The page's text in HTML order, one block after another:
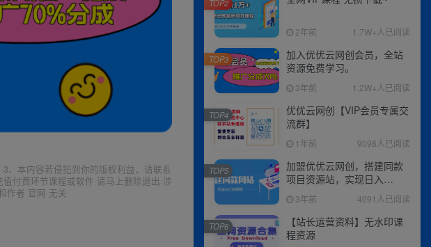
、本内容若侵犯到你的版权利益，请联系
付费环节课程或软件 请马上删除退出 涉
作者 官网 无关
2年前 1.7W+人已阅读
TOP2
加入优优云网创会员，全站
资源免费学习。
3年前 1.2W+人已阅读
TOP3
优优云网创【VIP会员专属交
流群】
1年前 9098人已阅读
TOP4
加盟优优云网创，搭建同款
项目资源站，实现日入
2000+
3年前 4091人已阅读
TOP5
【站长运营资料】无水印课
程资源
TOP6